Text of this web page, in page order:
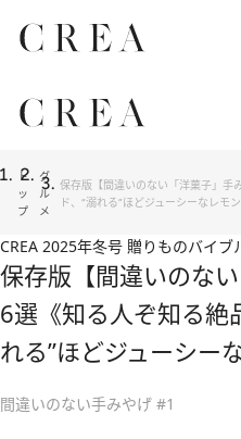
ト
ッ
プ
グ
ル
メ
保存版【間違いのない「洋菓子」手
ド、“溺れる”ほどジューシーなレモ
CREA 2025年冬号 贈りものバイブ
保存版【間違いのな
6選《知る人ぞ知る絶
れる”ほどジューシー
間違いのない手みやげ #1